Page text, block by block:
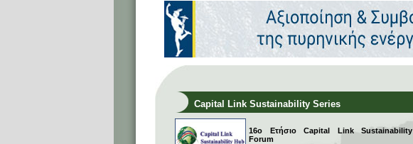
Capital Link Sustainability Series
16ο Ετήσιο Capital Link Sustainability
Forum